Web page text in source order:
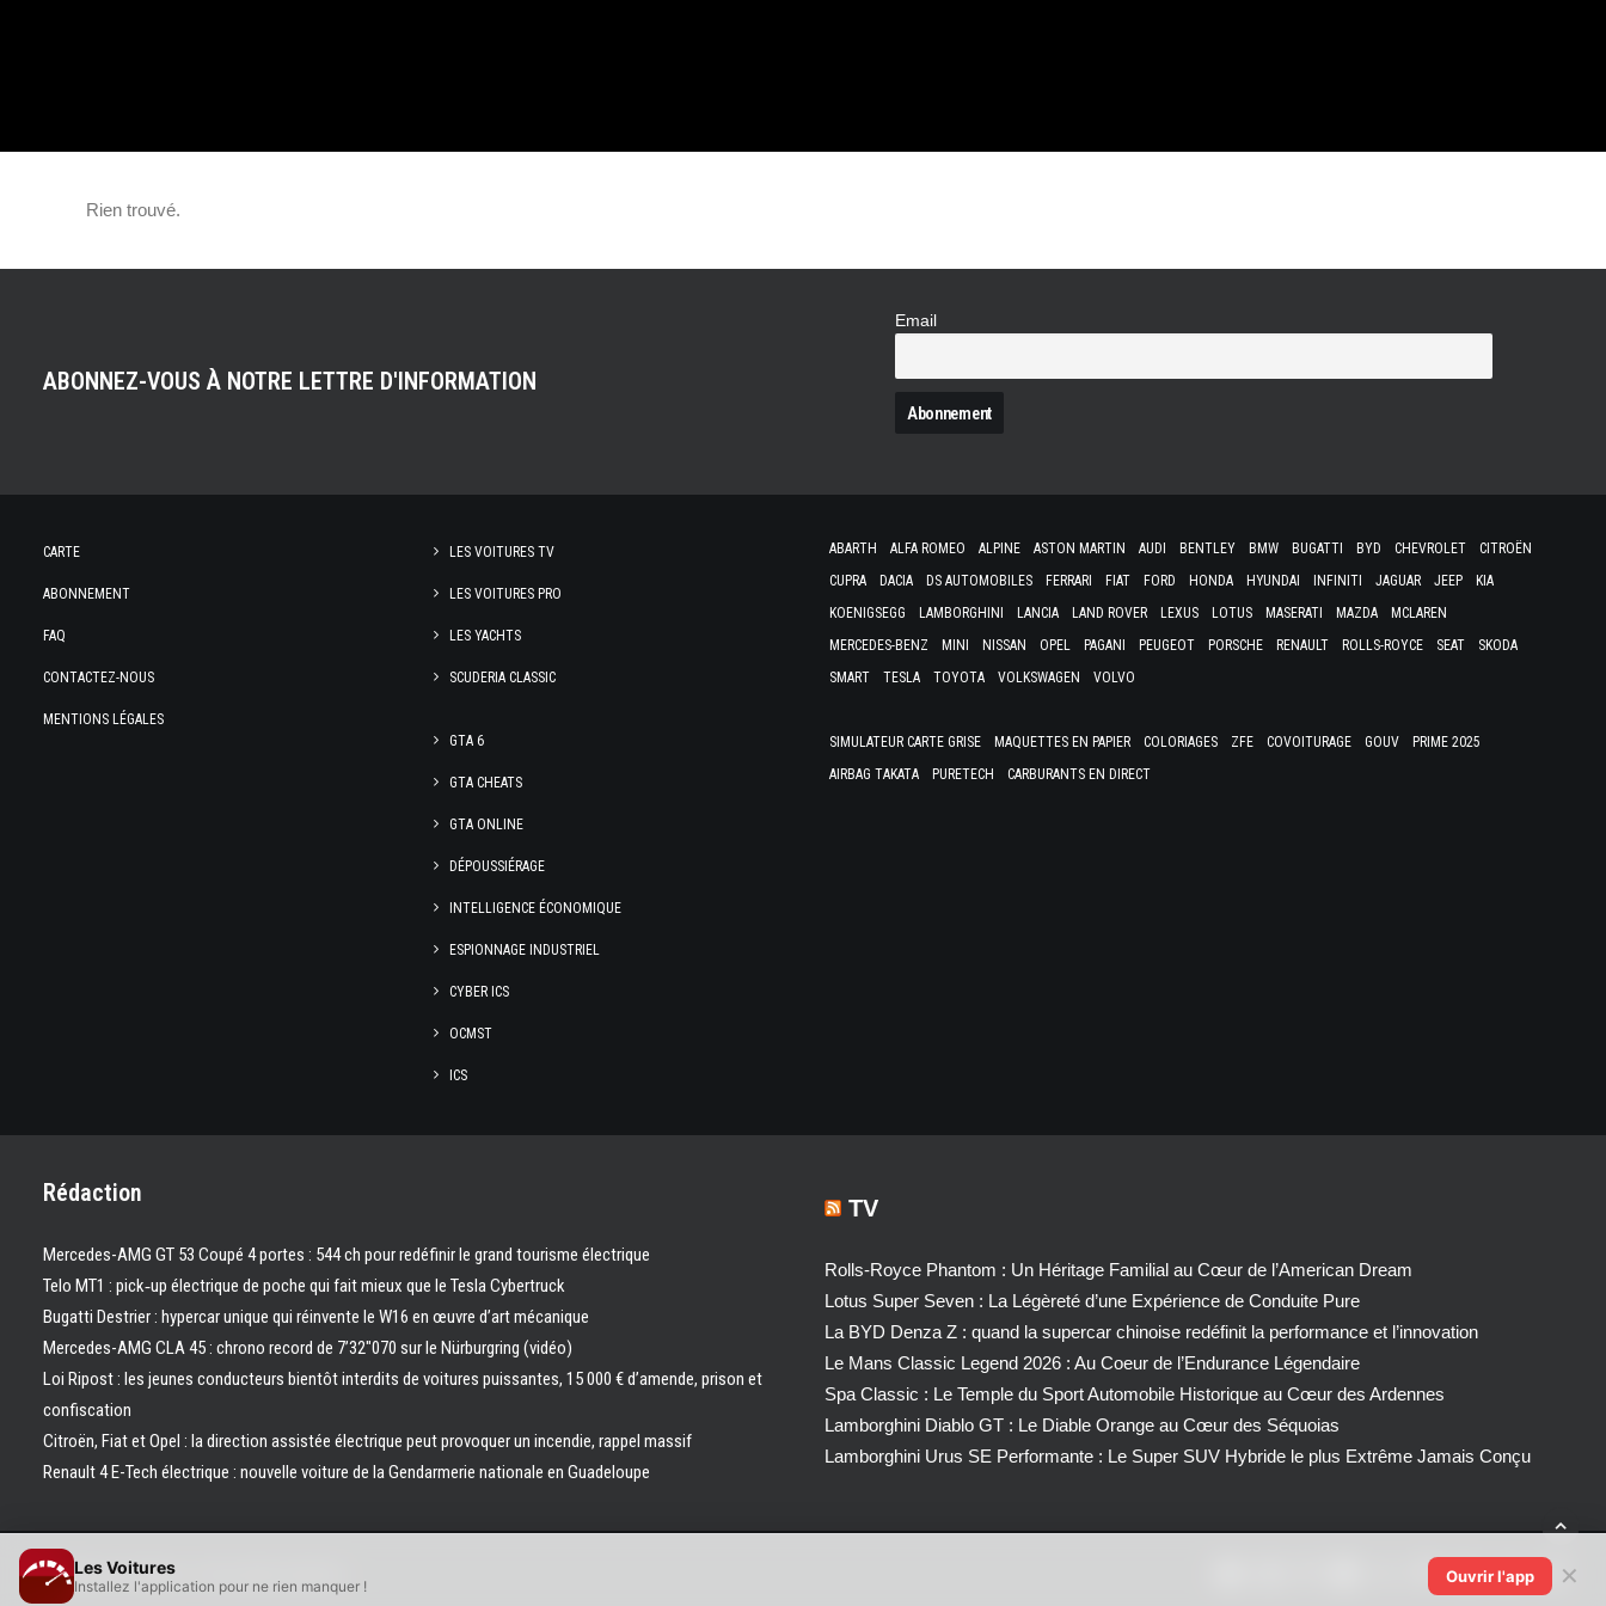
Rien trouvé.
ABONNEZ-VOUS À NOTRE LETTRE D'INFORMATION
Email
CARTE
ABONNEMENT
FAQ
CONTACTEZ-NOUS
MENTIONS LÉGALES
LES VOITURES TV
LES VOITURES PRO
LES YACHTS
SCUDERIA CLASSIC
GTA 6
GTA CHEATS
GTA ONLINE
DÉPOUSSIÉRAGE
INTELLIGENCE ÉCONOMIQUE
ESPIONNAGE INDUSTRIEL
CYBER ICS
OCMST
ICS
ABARTH ALFA ROMEO ALPINE ASTON MARTIN AUDI BENTLEY BMW BUGATTI BYD CHEVROLET
CITROËN
CUPRA
DACIA DS AUTOMOBILES FERRARI FIAT FORD HONDA HYUNDAI INFINITI JAGUAR JEEP
KIA
KOENIGSEGG
LAMBORGHINI LANCIA LAND ROVER LEXUS LOTUS MASERATI MAZDA
MCLAREN
MERCEDES-BENZ
MINI NISSAN OPEL PAGANI PEUGEOT PORSCHE RENAULT ROLLS-ROYCE SEAT
SKODA
SMART
TESLA TOYOTA VOLKSWAGEN VOLVO
SIMULATEUR CARTE GRISE MAQUETTES EN PAPIER COLORIAGES ZFE COVOITURAGE GOUV
PRIME 2025
AIRBAG TAKATA
PURETECH CARBURANTS EN DIRECT
Rédaction
Mercedes-AMG GT 53 Coupé 4 portes : 544 ch pour redéfinir le grand tourisme électrique
Telo MT1 : pick‑up électrique de poche qui fait mieux que le Tesla Cybertruck
Bugatti Destrier : hypercar unique qui réinvente le W16 en œuvre d’art mécanique
Mercedes-AMG CLA 45 : chrono record de 7’32″070 sur le Nürburgring (vidéo)
Loi Ripost : les jeunes conducteurs bientôt interdits de voitures puissantes, 15 000 € d’amende, prison et
confiscation
Citroën, Fiat et Opel : la direction assistée électrique peut provoquer un incendie, rappel massif
Renault 4 E-Tech électrique : nouvelle voiture de la Gendarmerie nationale en Guadeloupe
TV
Rolls-Royce Phantom : Un Héritage Familial au Cœur de l’American Dream
Lotus Super Seven : La Légèreté d’une Expérience de Conduite Pure
La BYD Denza Z : quand la supercar chinoise redéfinit la performance et l’innovation
Le Mans Classic Legend 2026 : Au Coeur de l’Endurance Légendaire
Spa Classic : Le Temple du Sport Automobile Historique au Cœur des Ardennes
Lamborghini Diablo GT : Le Diable Orange au Cœur des Séquoias
Lamborghini Urus SE Performante : Le Super SUV Hybride le plus Extrême Jamais Conçu
© 2026 Les Voitures. | Tous droits réservés.
Les Voitures
Installez l'application pour ne rien manquer !
Ouvrir l'app ✕